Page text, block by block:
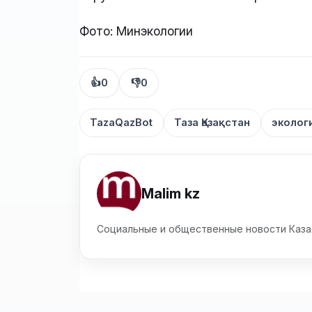
Фото: Минэкологии
👍0 👎0
TazaQazBot Таза Қазақстан
Malim kz
Социальные и общественные новости